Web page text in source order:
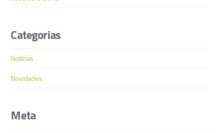
Categorias
Notícias
Novidades
Meta